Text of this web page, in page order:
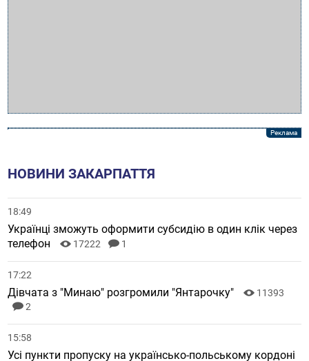
НОВИНИ ЗАКАРПАТТЯ
18:49
Українці зможуть оформити субсидію в один клік через
телефон
17222 1
17:22
Дівчата з "Минаю" розгромили "Янтарочку"
11393
2
15:58
Усі пункти пропуску на українсько-польському кордоні